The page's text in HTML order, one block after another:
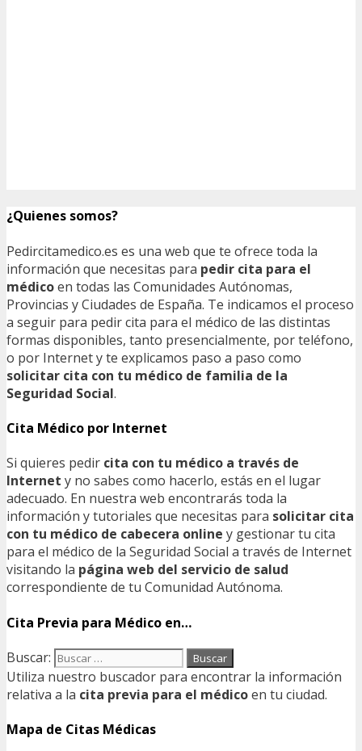
¿Quienes somos?
Pedircitamedico.es es una web que te ofrece toda la
información que necesitas para pedir cita para el
médicoen todas las Comunidades Autónomas,
Provincias y Ciudades de España. Te indicamos el proceso
a seguir para pedir cita para el médico de las distintas
formas disponibles, tanto presencialmente, por teléfono,
o por Internet y te explicamos paso a paso como
solicitar cita con tu médico de familia de la
Seguridad Social.
Cita Médico por Internet
Si quieres pedir cita con tu médico a través de
Internet y no sabes como hacerlo, estás en el lugar
adecuado. En nuestra web encontrarás toda la
información y tutoriales que necesitas para solicitar cita
con tu médico de cabecera online y gestionar tu cita
para el médico de la Seguridad Social a través de Internet
visitando la página web del servicio de salud
correspondiente de tu Comunidad Autónoma.
Cita Previa para Médico en…
Buscar:
Utiliza nuestro buscador para encontrar la información
relativa a la cita previa para el médicoen tu ciudad.
Mapa de Citas Médicas